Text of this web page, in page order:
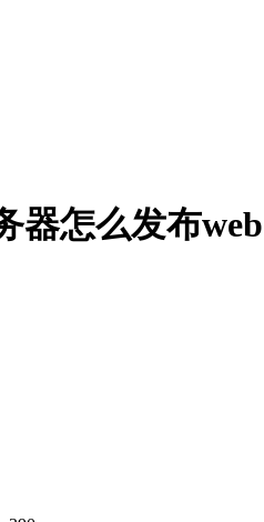
器怎么发布